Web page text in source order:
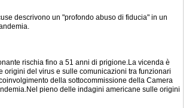
descrivono un "profondo abuso di fiducia" in un
rischia fino a 51 anni di prigione.La vicenda è
origini del virus e sulle comunicazioni tra funzionari
della sottocommissione della Camera
pieno delle indagini americane sulle origini